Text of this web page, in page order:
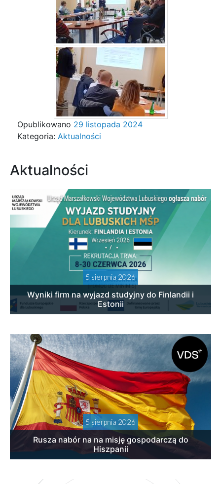
Opublikowano 29 listopada 2024
Kategoria: Aktualności
Aktualności
5 sierpnia 2026
Wyniki firm na wyjazd studyjny do Finlandii i
Estonii
5 sierpnia 2026
Rusza nabór na na misję gospodarczą do
Hiszpanii